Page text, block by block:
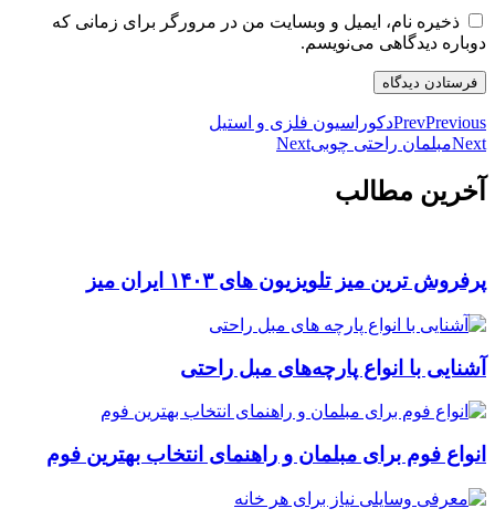
ذخیره نام، ایمیل و وبسایت من در مرورگر برای زمانی که
دوباره دیدگاهی می‌نویسم.
PrevPrevious
دکوراسیون فلزی و استیل
Nextمبلمان راحتی چوبیNext
آخرین مطالب
پرفروش ترین میز تلویزیون های ۱۴۰۳ ایران میز
آشنایی با انواع پارچه‌های مبل راحتی
انواع فوم برای مبلمان و راهنمای انتخاب بهترین فوم